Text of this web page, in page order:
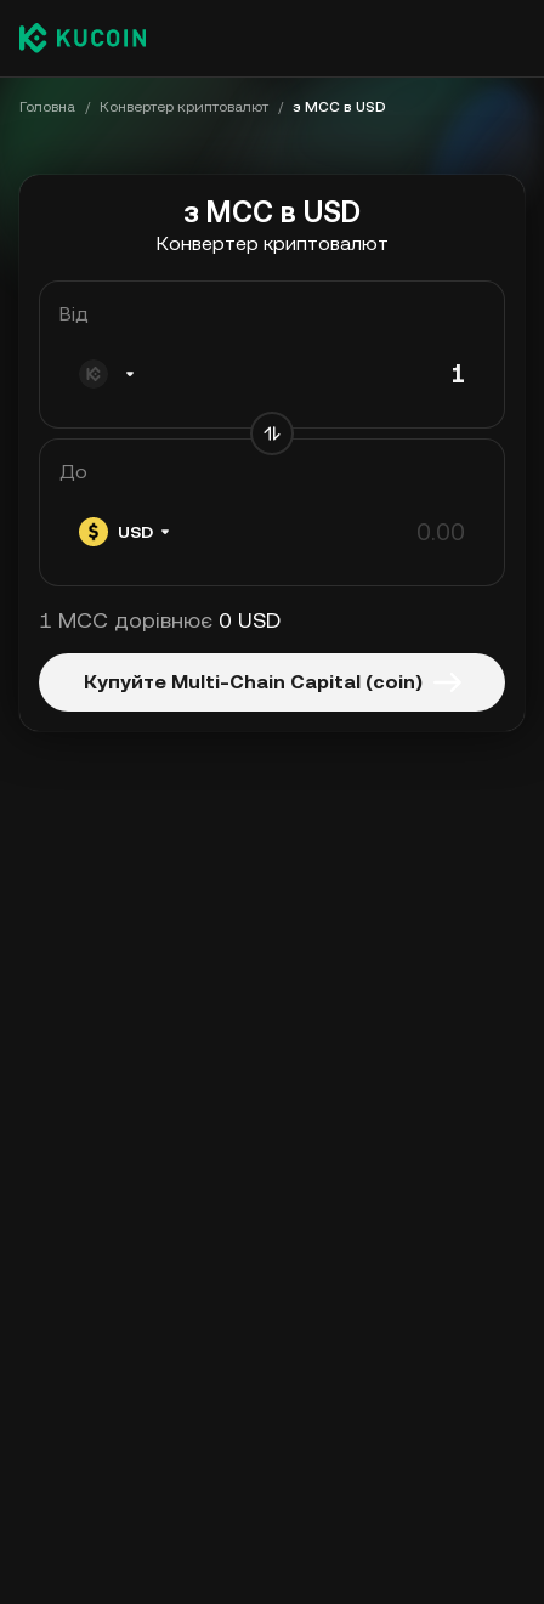
Головна / Конвертер криптовалют / з MCC в USD
з MCC в USD
Конвертер криптовалют
Від
До
USD
1 MCC дорівнює 0 USD
Купуйте Multi-Chain Capital (coin)